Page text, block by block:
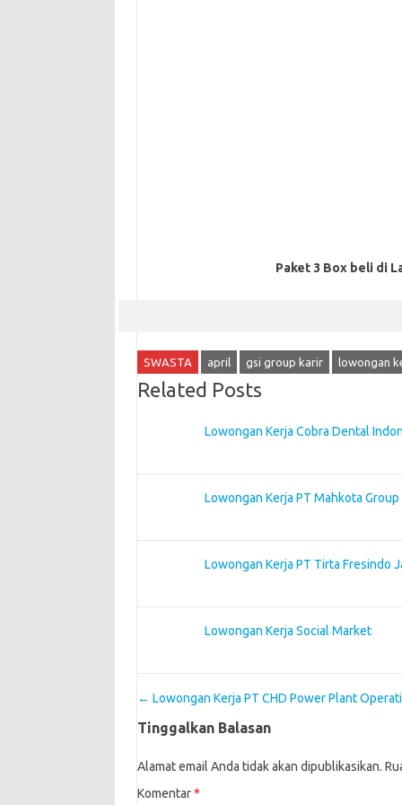
Paket 3 Box beli di
SWASTA april gsi group karir lowongan
Related Posts
Lowongan Kerja Cobra Dental
Lowongan Kerja PT Mahkota
Lowongan Kerja PT Tirta Fresindo
Lowongan Kerja Social Market
Post navigation
← Lowongan Kerja PT CHD Power Plant
Tinggalkan Balasan
Alamat email Anda tidak akan dipublikasikan.
Komentar*